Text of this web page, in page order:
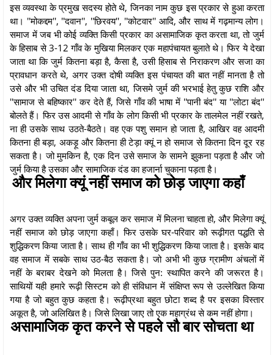
इस व्यवस्था के प्रमुख सदस्य होते थे, जिनका नाम कुछ इस प्रकार से हुआ करता
था। ''मोकद्दम'', ''दवान'', ''छिरवय'', ''कोटवार'' आदि, और साथ में गढ़मान्य लोग।
समाज में जब भी कोई व्यक्ति किसी प्रकार का असामाजिक कृत करता था, तो जुर्म
के हिसाब से 3-12 गाँव के मुखिया मिलकर एक महापंचायत बुलाते थे। फिर ये देखा
जाता था कि जुर्म कितना बड़ा है, कैसा है, उसी हिसाब से निराकरण और सजा का
प्रावधान करते थे, अगर उक्त दोषी व्यक्ति इस पंचायत की बात नहीं मानता है तो
उसे और भी उचित दंड दिया जाता था, जिसमे जुर्म की भरभाई हेतु कुछ राशि और
''सामाज से बहिष्कार'' कर देते हैं, जिसे गाँव की भाषा में ''पानी बंद'' या ''लोटा बंद''
बोलते हैं। फिर उस आदमी से गाँव के लोग किसी भी प्रकार के तालमेल नहीं रखते,
ना ही उसके साथ उठते-बैठते। वह एक पशु समान हो जाता है, आखिर वह आदमी
कितना ही बड़ा, अकड़ू और कितना ही टेड़ा क्यूं न हो समाज से कितना दिन दूर रह
सकता है। जो मुमकिन है, एक दिन उसे समाज के सामने झुकना पड़ता है और जो
जुर्म किया है उसका और सामाजिक दंड का हजार्ना चुकाना पड़ता है।
और मिलेगा क्यूं नहीं समाज को छोड़ जाएगा कहाँ
अगर उक्त व्यक्ति अपना जुर्म कबूल कर समाज में मिलना चाहता हो, और मिलेगा क्यूं
नहीं समाज को छोड़ जाएगा कहाँ। फिर उसके घर-परिवार को रूढ़ीगत पद्धति से
शुद्धिकरण किया जाता है। साथ ही गाँव का भी शुद्धिकरण किया जाता है। इसके बाद
वह समाज में सबके साथ उठ-बैठ सकता है। जो अभी भी कुछ ग्रामीण अंचलों में
नहीं के बराबर देखने को मिलता है। जिसे पुन: स्थापित करने की जरूरत है।
साथियों यही हमारे रूढ़ी सिस्टम को ही संविधान में संक्षिप्त रूप से उल्लेखित किया
गया है जो बहुत कुछ कहता है। रूढ़ीप्रथा बहुत छोटा शब्द है पर इसका विस्तार
अकूत है, जो अलिखित है। जिसे लिखा जाए तो एक महाग्रंथ से कम नहीं होगा।
असामाजिक कृत करने से पहले सौ बार सोचता था